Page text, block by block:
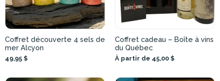
Coffret découverte 4 sels de
mer Alcyon
49,95 $
Coffret cadeau – Boîte à vins
du Québec
À partir de 45,00 $